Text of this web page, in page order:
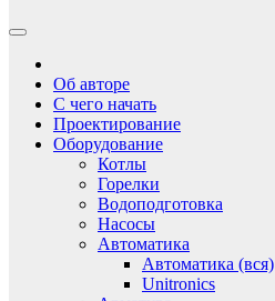
Об авторе
С чего начать
Проектирование
Оборудование
Котлы
Горелки
Водоподготовка
Насосы
Автоматика
Автоматика (вся)
Unitronics